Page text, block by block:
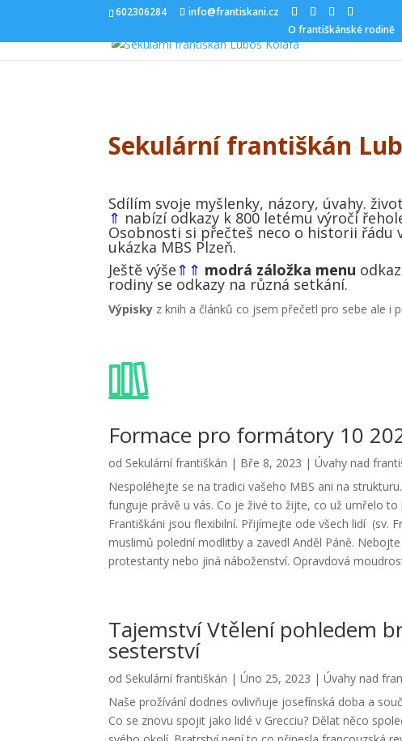
602306284
info@frantiskani.cz
O františkánské rodině
Sekulární františkán
Sdílím svoje myšlenky, názory, úvahy.
⇑ nabízí odkazy k 800 letému výročí
Osobnosti si přečteš neco o historii řádu
ukázka MBS Plzeň.
Ještě výše ⇑ ⇑ modrá záložka menu
rodiny se odkazy na různá setkání.
Výpisky z knih a článků co jsem přečetl pro sebe ale i
Formace pro formátory 10
od Sekulární františkán | Bře 8, 2023 |Úvahy nad
Nespoléhejte se na tradici vašeho MBS ani na
funguje právě u vás. Co je živé to žijte, co už umřelo to
Františkáni jsou flexibilní. Přijímejte ode všech lidí (sv.
muslimů polední modlitby a zavedl Anděl Páně.
protestanty nebo jiná náboženství. Opravdová
Tajemství Vtělení pohledem
sesterství
od Sekulární františkán |Úno 25, 2023 |Úvahy nad
Naše prožívání dodnes ovlivňuje josefínská doba a
Co se znovu spojit jako lidé v Grecciu? Dělat něco